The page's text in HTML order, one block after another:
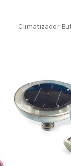
Climatizador